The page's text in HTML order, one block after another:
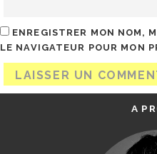
ENREGISTRER MON NOM,
LE NAVIGATEUR POUR MON
A